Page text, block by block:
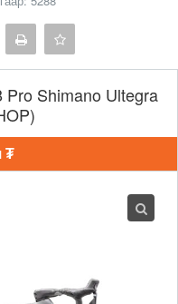
Pro Shimano Ultegra
₮